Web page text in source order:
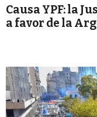
Causa YPF: la
a favor de la